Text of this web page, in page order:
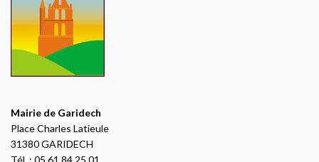
Mairie de Garidech
Place Charles Latieule
31380 GARIDECH